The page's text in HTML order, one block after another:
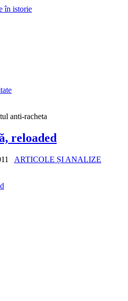
în istorie
anti-racheta
reloaded
ARTICOLE ȘI ANALIZE